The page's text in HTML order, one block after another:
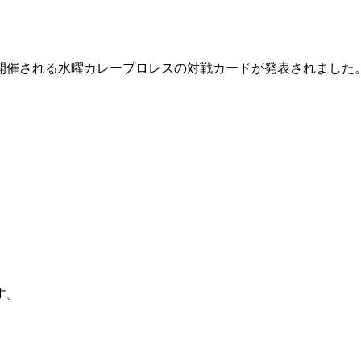
される水曜カレープロレスの対戦カードが発表されました